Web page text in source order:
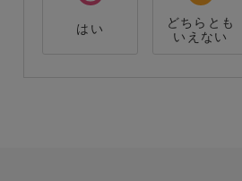
はい
どちらとも
いえない